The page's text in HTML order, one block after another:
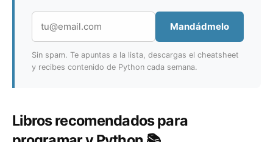
Mandádmelo
Sin spam. Te apuntas a la lista, descargas el cheatsheet
y recibes contenido de Python cada semana.
Libros recomendados para